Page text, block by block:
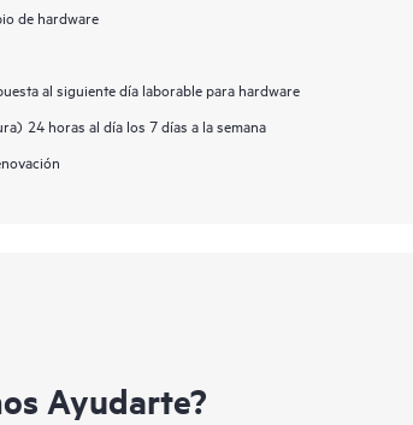
de hardware
al siguiente día laborable para hardware
24 horas al día los 7 días a la semana
Ayudarte?